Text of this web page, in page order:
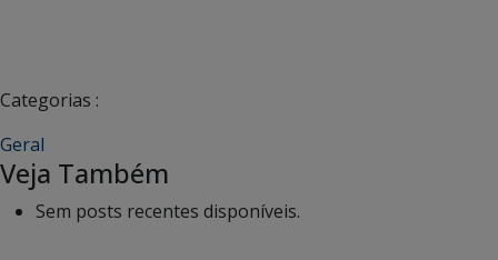
Categorias :
Geral
Veja Também
Sem posts recentes disponíveis.